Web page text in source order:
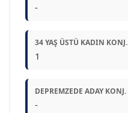
-
34 YAŞ ÜSTÜ KADIN KONJ.
1
DEPREMZEDE ADAY KONJ.
-